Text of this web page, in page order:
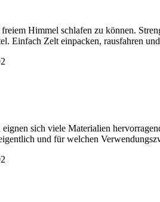
Himmel schlafen zu können.
Einfach Zelt einpacken, rausfahren
sich viele Materialien
und für welchen